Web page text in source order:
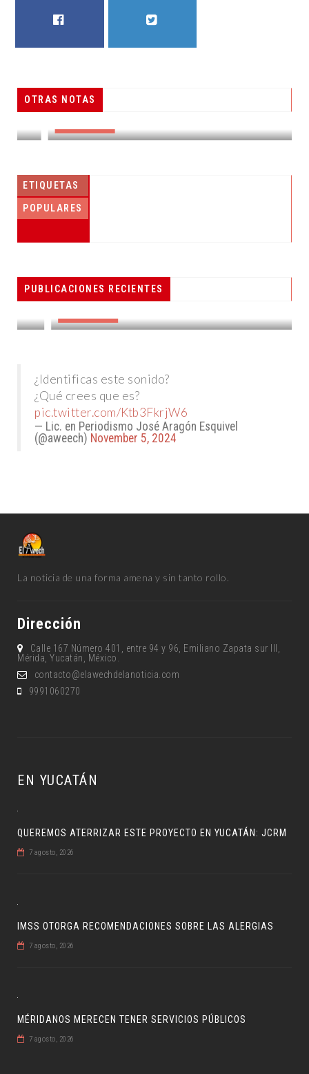
OTRAS NOTAS
RESUELVEN DOS CASOS DE ENGAÑO TELEFÓNICO
ETIQUETAS
POPULARES
PUBLICACIONES RECIENTES
PESCADORES RECIBEN EQUIPO DE
RADIOCOMUNICACIÓN
¿Identificas este sonido?
¿Qué crees que es?
pic.twitter.com/Ktb3FkrjW6
— Lic. en Periodismo José Aragón Esquivel
(@aweech) November 5, 2024
La noticia de una forma amena y sin tanto rollo.
Dirección
Calle 167 Número 401, entre 94 y 96, Emiliano Zapata sur lll,
Mérida, Yucatán, México.
contacto@elawechdelanoticia.com
9991060270
EN YUCATÁN
QUEREMOS ATERRIZAR ESTE PROYECTO EN YUCATÁN: JCRM
7 agosto, 2026
IMSS OTORGA RECOMENDACIONES SOBRE LAS ALERGIAS
7 agosto, 2026
MÉRIDANOS MERECEN TENER SERVICIOS PÚBLICOS
7 agosto, 2026